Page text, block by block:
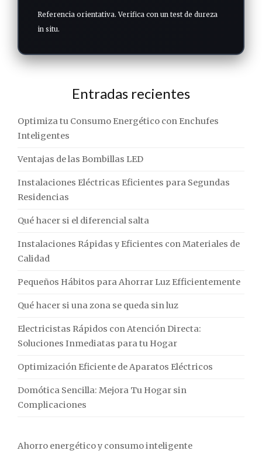
Referencia orientativa. Verifica con un test de dureza
in situ.
Entradas recientes
Optimiza tu Consumo Energético con Enchufes
Inteligentes
Ventajas de las Bombillas LED
Instalaciones Eléctricas Eficientes para Segundas
Residencias
Qué hacer si el diferencial salta
Instalaciones Rápidas y Eficientes con Materiales de
Calidad
Pequeños Hábitos para Ahorrar Luz Efficientemente
Qué hacer si una zona se queda sin luz
Electricistas Rápidos con Atención Directa:
Soluciones Inmediatas para tu Hogar
Optimización Eficiente de Aparatos Eléctricos
Domótica Sencilla: Mejora Tu Hogar sin
Complicaciones
Ahorro energético y consumo inteligente